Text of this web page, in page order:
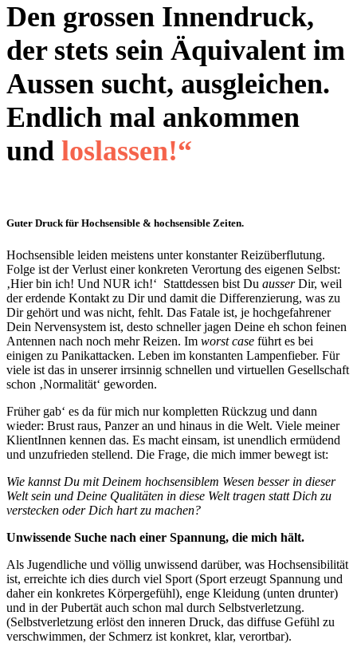
Den grossen Innendruck,
der stets sein Äquivalent im
Aussen sucht, ausgleichen.
Endlich mal ankommen
und loslassen!“
Guter Druck für Hochsensible & hochsensible Zeiten.
Hochsensible leiden meistens unter konstanter Reizüberflutung.
Folge ist der Verlust einer konkreten Verortung des eigenen Selbst:
‚Hier bin ich! Und NUR ich!‘ Stattdessen bist Du ausserDir, weil
der erdende Kontakt zu Dir und damit die Differenzierung, was zu
Dir gehört und was nicht, fehlt. Das Fatale ist, je hochgefahrener
Dein Nervensystem ist, desto schneller jagen Deine eh schon feinen
Antennen nach noch mehr Reizen. Im worst case führt es bei
einigen zu Panikattacken. Leben im konstanten Lampenfieber. Für
viele ist das in unserer irrsinnig schnellen und virtuellen Gesellschaft
schon ‚Normalität‘ geworden.
Früher gab‘ es da für mich nur kompletten Rückzug und dann
wieder: Brust raus, Panzer an und hinaus in die Welt. Viele meiner
KlientInnen kennen das. Es macht einsam, ist unendlich ermüdend
und unzufrieden stellend. Die Frage, die mich immer bewegt ist:
Wie kannst Du mit Deinem hochsensiblem Wesen besser in dieser
Welt sein und Deine Qualitäten in diese Welt tragen statt Dich zu
verstecken oder Dich hart zu machen?
Unwissende Suche nach einer Spannung, die mich hält.
Als Jugendliche und völlig unwissend darüber, was Hochsensibilität
ist, erreichte ich dies durch viel Sport (Sport erzeugt Spannung und
daher ein konkretes Körpergefühl), enge Kleidung (unten drunter)
und in der Pubertät auch schon mal durch Selbstverletzung.
(Selbstverletzung erlöst den inneren Druck, das diffuse Gefühl zu
verschwimmen, der Schmerz ist konkret, klar, verortbar).